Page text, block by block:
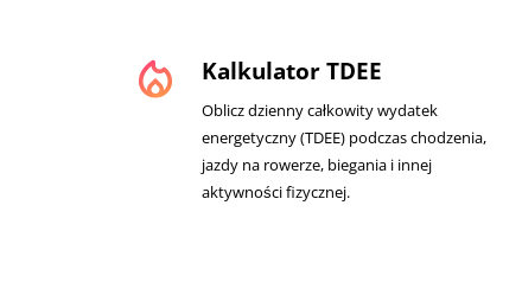
local_fire_department Kalkulator TDEE
Oblicz dzienny całkowity wydatek
energetyczny (TDEE) podczas chodzenia,
jazdy na rowerze, biegania i innej
aktywności fizycznej.